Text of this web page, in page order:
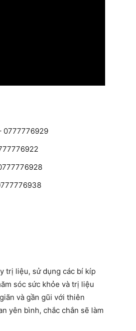
0777776929
trị liệu, sử dụng các bí kíp
sóc sức khỏe và trị liệu
và gần gũi với thiên
yên bình, chắc chắn sẽ làm